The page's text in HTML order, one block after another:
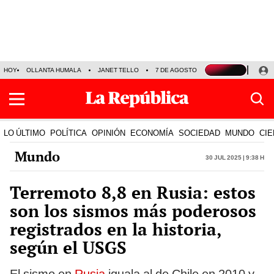
HOY OLLANTA HUMALA JANET TELLO 7 DE AGOSTO TINKA RESULTADOS
LO ÚLTIMO POLÍTICA OPINIÓN ECONOMÍA SOCIEDAD MUNDO
Mundo 30 Jul 2025 | 9:38 h
Terremoto 8,8 en Rusia: estos
son los sismos más poderosos
registrados en la historia,
según el USGS